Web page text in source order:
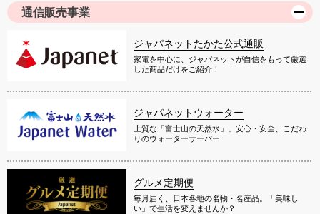
通信販売事業
ジャパネットたかた公式通販
家電を中心に、ジャパネットが自信をもって厳選
した商品だけをご紹介！
ジャパネットウォーター
上質な「富士山の天然水」。安心・安全、こだわ
りのウォーターサーバー
グルメ定期便
毎月届く、日本各地の名物・名産品。「美味し
い」で生活を変えませんか？